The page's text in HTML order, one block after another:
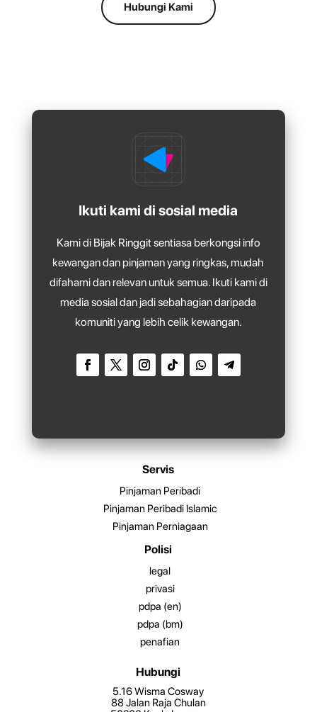
Hubungi Kami
Ikuti kami di sosial media
Kami di Bijak Ringgit sentiasa berkongsi info
kewangan dan pinjaman yang ringkas, mudah
difahami dan relevan untuk semua. Ikuti kami di
media sosial dan jadi sebahagian daripada
komuniti yang lebih celik kewangan.
Servis
Pinjaman Peribadi
Pinjaman Peribadi Islamic
Pinjaman Perniagaan
Polisi
legal
privasi
pdpa (en)
pdpa (bm)
penafian
Hubungi
5.16 Wisma Cosway
88 Jalan Raja Chulan